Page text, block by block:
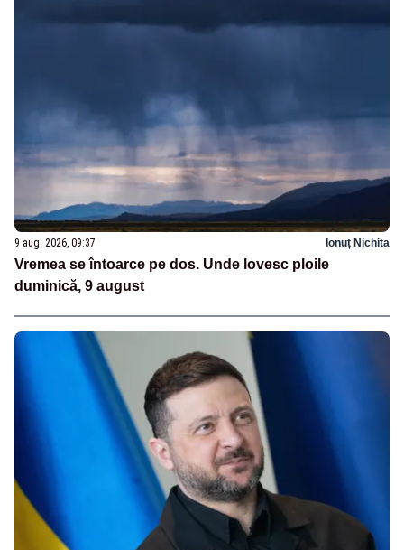
9 aug. 2026, 09:37 Ionuț Nichita
Vremea se întoarce pe dos. Unde lovesc ploile
duminică, 9 august